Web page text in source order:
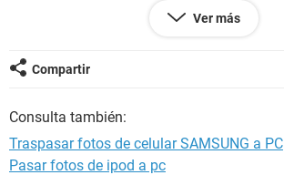
Ver más
Compartir
Consulta también:
Traspasar fotos de celular SAMSUNG a PC
Pasar fotos de ipod a pc